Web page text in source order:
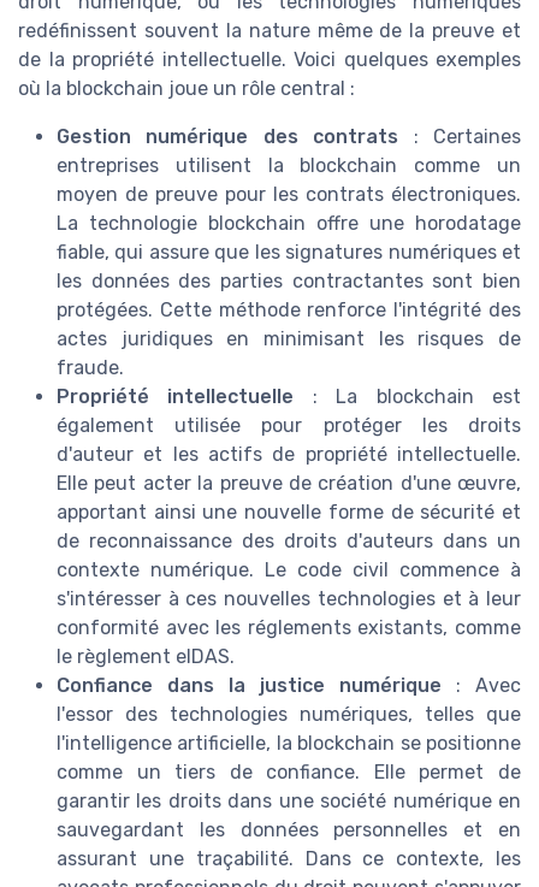
redéfinissent souvent la nature même de la preuve et
de la propriété intellectuelle. Voici quelques exemples
où la blockchain joue un rôle central :
Gestion numérique des contrats : Certaines
entreprises utilisent la blockchain comme un
moyen de preuve pour les contrats électroniques.
La technologie blockchain offre une horodatage
fiable, qui assure que les signatures numériques et
les données des parties contractantes sont bien
protégées. Cette méthode renforce l'intégrité des
actes juridiques en minimisant les risques de
fraude.
Propriété intellectuelle : La blockchain est
également utilisée pour protéger les droits
d'auteur et les actifs de propriété intellectuelle.
Elle peut acter la preuve de création d'une œuvre,
apportant ainsi une nouvelle forme de sécurité et
de reconnaissance des droits d'auteurs dans un
contexte numérique. Le code civil commence à
s'intéresser à ces nouvelles technologies et à leur
conformité avec les réglements existants, comme
le règlement eIDAS.
Confiance dans la justice numérique : Avec
l'essor des technologies numériques, telles que
l'intelligence artificielle, la blockchain se positionne
comme un tiers de confiance. Elle permet de
garantir les droits dans une société numérique en
sauvegardant les données personnelles et en
assurant une traçabilité. Dans ce contexte, les